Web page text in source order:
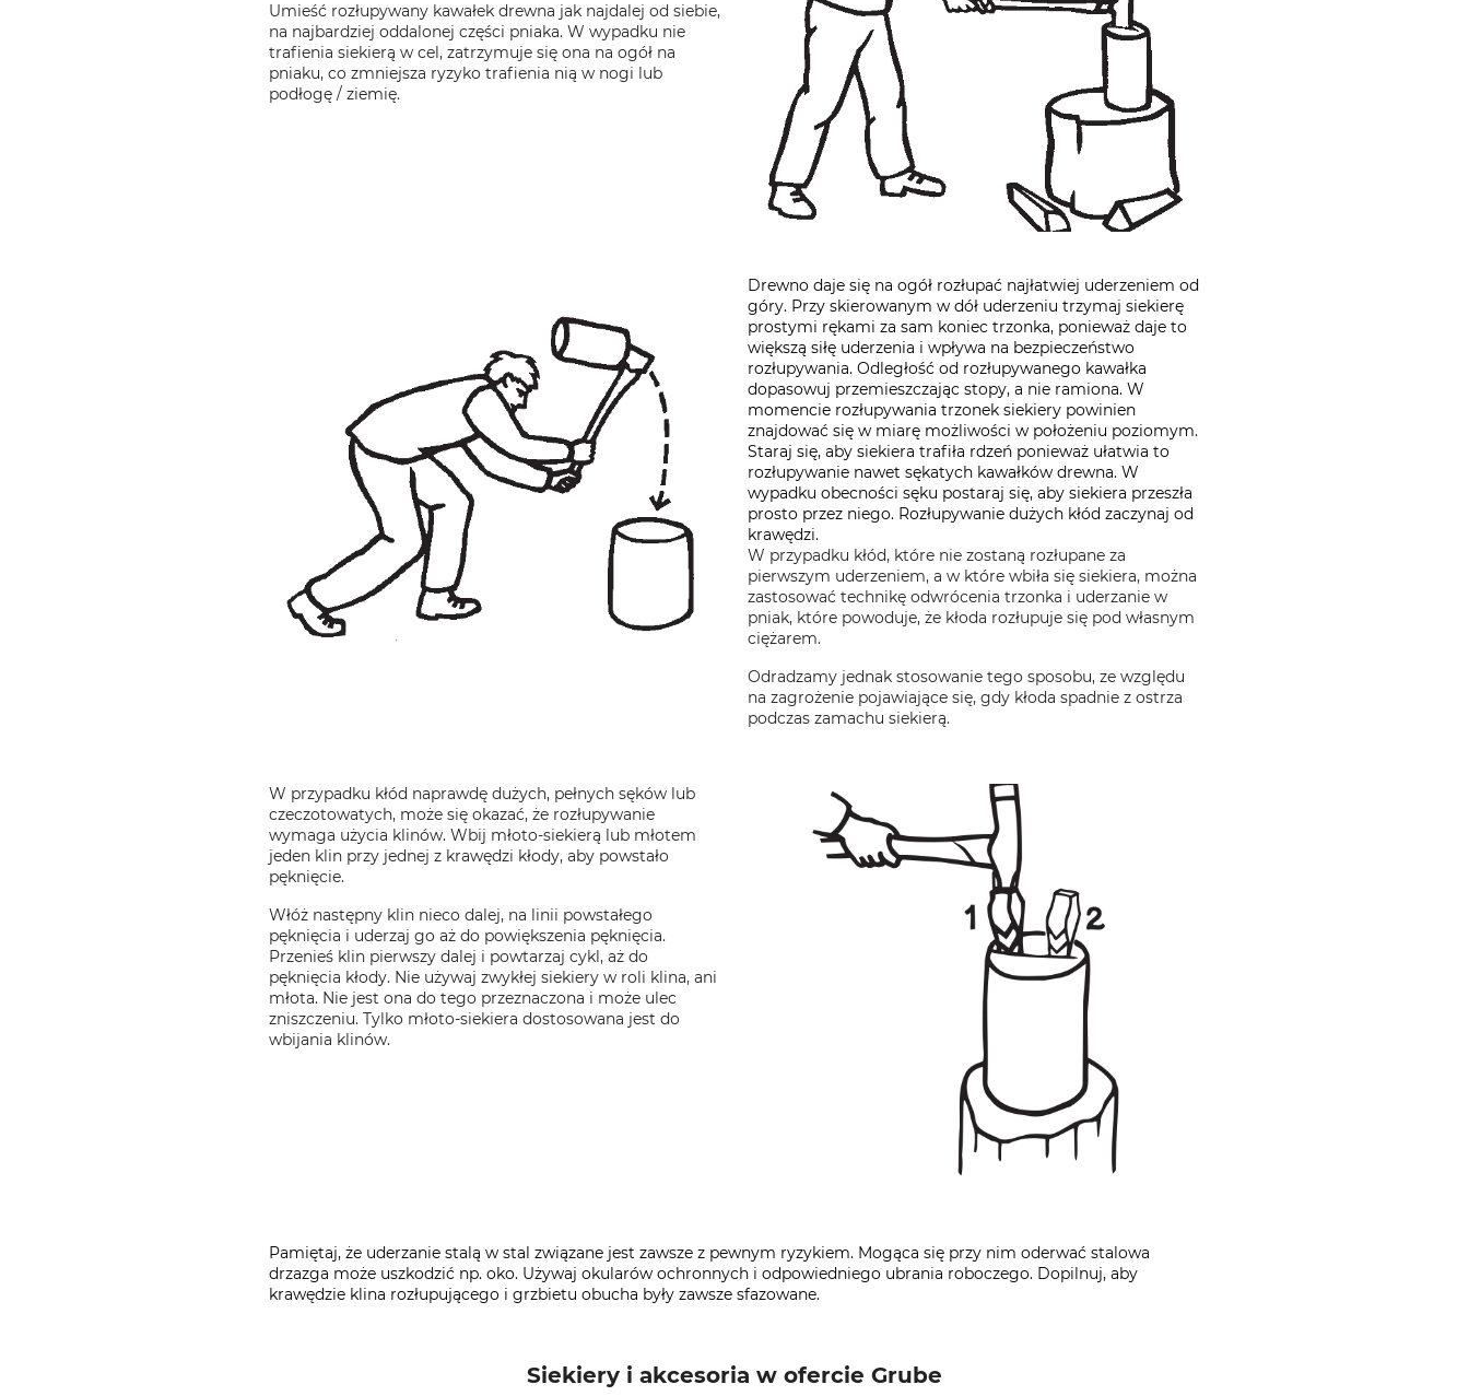
Umieść rozłupywany kawałek drewna jak najdalej od siebie,
na najbardziej oddalonej części pniaka. W wypadku nie
trafienia siekierą w cel, zatrzymuje się ona na ogół na
pniaku, co zmniejsza ryzyko trafienia nią w nogi lub
podłogę / ziemię.
Drewno daje się na ogół rozłupać najłatwiej uderzeniem od
góry. Przy skierowanym w dół uderzeniu trzymaj siekierę
prostymi rękami za sam koniec trzonka, ponieważ daje to
większą siłę uderzenia i wpływa na bezpieczeństwo
rozłupywania. Odległość od rozłupywanego kawałka
dopasowuj przemieszczając stopy, a nie ramiona. W
momencie rozłupywania trzonek siekiery powinien
znajdować się w miarę możliwości w położeniu poziomym.
Staraj się, aby siekiera trafiła rdzeń ponieważ ułatwia to
rozłupywanie nawet sękatych kawałków drewna. W
wypadku obecności sęku postaraj się, aby siekiera przeszła
prosto przez niego. Rozłupywanie dużych kłód zaczynaj od
krawędzi.
W przypadku kłód, które nie zostaną rozłupane za
pierwszym uderzeniem, a w które wbiła się siekiera, można
zastosować technikę odwrócenia trzonka i uderzanie w
pniak, które powoduje, że kłoda rozłupuje się pod własnym
ciężarem.
Odradzamy jednak stosowanie tego sposobu, ze względu
na zagrożenie pojawiające się, gdy kłoda spadnie z ostrza
podczas zamachu siekierą.
W przypadku kłód naprawdę dużych, pełnych sęków lub
czeczotowatych, może się okazać, że rozłupywanie
wymaga użycia klinów. Wbij młoto-siekierą lub młotem
jeden klin przy jednej z krawędzi kłody, aby powstało
pęknięcie.
Włóż następny klin nieco dalej, na linii powstałego
pęknięcia i uderzaj go aż do powiększenia pęknięcia.
Przenieś klin pierwszy dalej i powtarzaj cykl, aż do
pęknięcia kłody. Nie używaj zwykłej siekiery w roli klina, ani
młota. Nie jest ona do tego przeznaczona i może ulec
zniszczeniu. Tylko młoto-siekiera dostosowana jest do
wbijania klinów.
Pamiętaj, że uderzanie stalą w stal związane jest zawsze z pewnym ryzykiem. Mogąca się przy nim oderwać stalowa
drzazga może uszkodzić np. oko. Używaj okularów ochronnych i odpowiedniego ubrania roboczego. Dopilnuj, aby
krawędzie klina rozłupującego i grzbietu obucha były zawsze sfazowane.
Siekiery i akcesoria w ofercie Grube